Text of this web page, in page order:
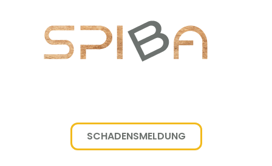
SCHADENSMELDUNG